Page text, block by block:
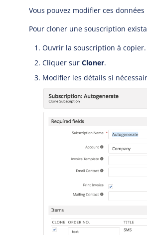
Vous pouvez modifier ces
Pour cloner une souscription
Ouvrir la souscription à copier.
Cliquer sur Cloner.
Modifier les détails si